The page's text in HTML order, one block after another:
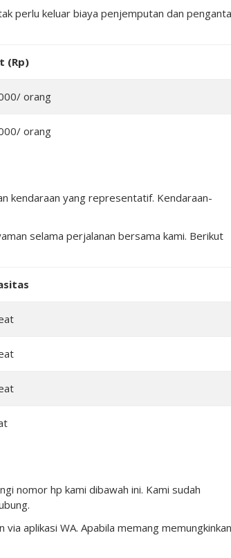
perlu keluar biaya penjemputan dan
(Rp)
orang
orang
kendaraan yang representatif. Kendaraan-
selama perjalanan bersama kami. Berikut
nomor hp kami dibawah ini. Kami sudah
aplikasi WA. Apabila memang